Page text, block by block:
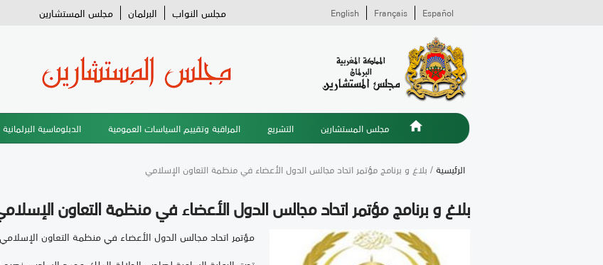
مجلس النواب البرلمان مجلس المستشارين Español
Français
English
مجلس المستشارين التشريع المراقبة وتقييم السياسات العمومية الدبلوماسية البرلمانية
الرئيسية/ بلاغ و برنامج مؤتمر اتحاد مجالس الدول الأعضاء في منظمة التعاون الإسلامي
بلاغ و برنامج مؤتمر اتحاد مجالس الدول الأعضاء في منظمة التعاون
مؤتمر اتحاد مجالس الدول الأعضاء في منظمة التعاون الإسلامي